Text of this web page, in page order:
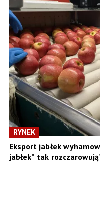
RYNEK
Eksport jabłek
jabłek” tak